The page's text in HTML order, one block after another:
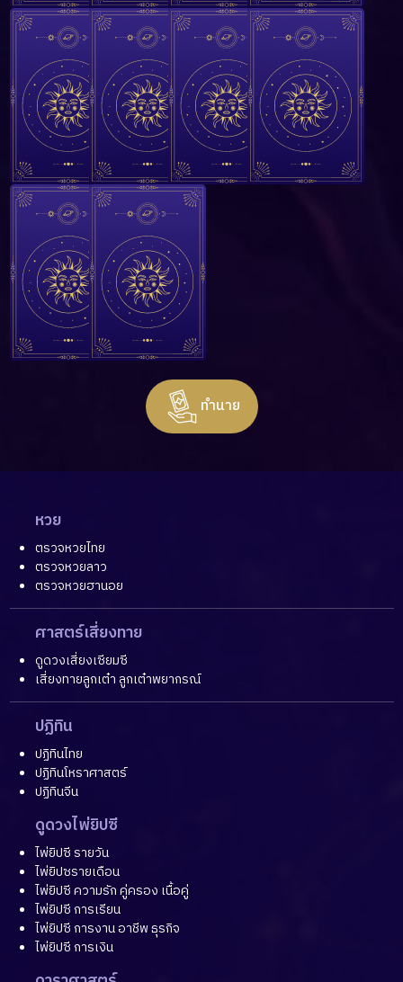
ทำนาย
หวย
ตรวจหวยไทย
ตรวจหวยลาว
ตรวจหวยฮานอย
ศาสตร์เสี่ยงทาย
ดูดวงเสี่ยงเซียมซี
เสี่ยงทายลูกเต๋า ลูกเต๋าพยากรณ์
ปฏิทิน
ปฏิทินไทย
ปฏิทินโหราศาสตร์
ปฏิทินจีน
ดูดวงไพ่ยิปซี
ไพ่ยิปซี รายวัน
ไพ่ยิปซรายเดือน
ไพ่ยิปซี ความรัก คู่ครอง เนื้อคู่
ไพ่ยิปซี การเรียน
ไพ่ยิปซี การงาน อาชีพ ธุรกิจ
ไพ่ยิปซี การเงิน